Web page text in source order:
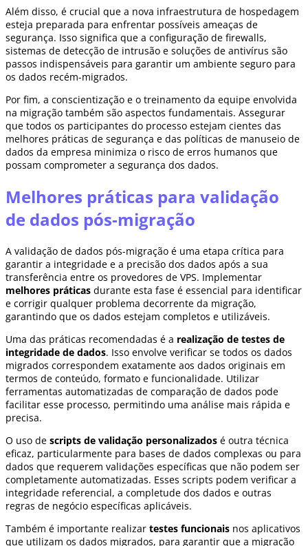
Além disso, é crucial que a nova infraestrutura de hospedagem
esteja preparada para enfrentar possíveis ameaças de
segurança. Isso significa que a configuração de firewalls,
sistemas de detecção de intrusão e soluções de antivírus são
passos indispensáveis para garantir um ambiente seguro para
os dados recém-migrados.
Por fim, a conscientização e o treinamento da equipe envolvida
na migração também são aspectos fundamentais. Assegurar
que todos os participantes do processo estejam cientes das
melhores práticas de segurança e das políticas de manuseio de
dados da empresa minimiza o risco de erros humanos que
possam comprometer a segurança dos dados.
Melhores práticas para validação
de dados pós-migração
A validação de dados pós-migração é uma etapa crítica para
garantir a integridade e a precisão dos dados após a sua
transferência entre os provedores de VPS. Implementar
melhores práticas durante esta fase é essencial para identificar
e corrigir qualquer problema decorrente da migração,
garantindo que os dados estejam completos e utilizáveis.
Uma das práticas recomendadas é a realização de testes de
integridade de dados. Isso envolve verificar se todos os dados
migrados correspondem exatamente aos dados originais em
termos de conteúdo, formato e funcionalidade. Utilizar
ferramentas automatizadas de comparação de dados pode
facilitar esse processo, permitindo uma análise mais rápida e
precisa.
O uso de scripts de validação personalizados é outra técnica
eficaz, particularmente para bases de dados complexas ou para
dados que requerem validações específicas que não podem ser
completamente automatizadas. Esses scripts podem verificar a
integridade referencial, a completude dos dados e outras
regras de negócio específicas aplicáveis.
Também é importante realizar testes funcionais nos aplicativos
que utilizam os dados migrados, para garantir que a migração